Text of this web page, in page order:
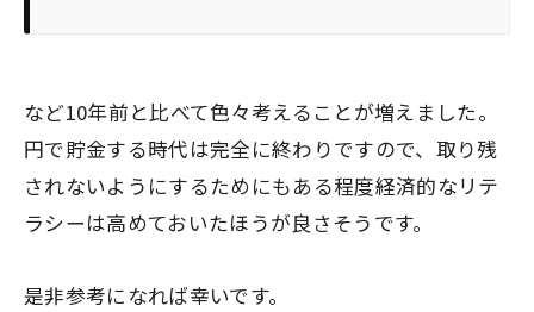
など10年前と比べて色々考えることが増えました。
円で貯金する時代は完全に終わりですので、取り残
されないようにするためにもある程度経済的なリテ
ラシーは高めておいたほうが良さそうです。
是非参考になれば幸いです。